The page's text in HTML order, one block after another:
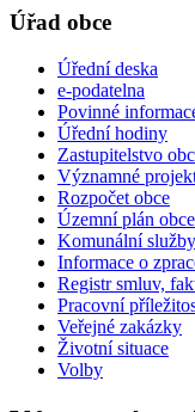
Úřad obce
Úřední deska
e-podatelna
Povinné
Úřední hodiny
Zastupitelstvo
Významné
Rozpočet obce
Územní plán
Komunální služby
Informace o
Registr smluv,
Pracovní
Veřejné zakázky
Životní situace
Volby